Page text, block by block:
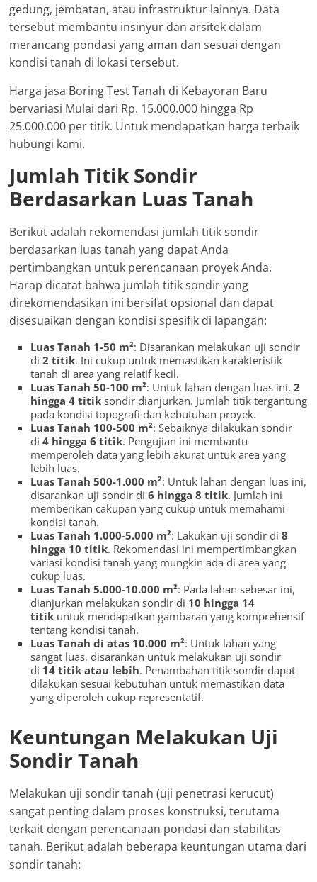
gedung, jembatan, atau infrastruktur lainnya. Data
tersebut membantu insinyur dan arsitek dalam
merancang pondasi yang aman dan sesuai dengan
kondisi tanah di lokasi tersebut.
Harga jasa Boring Test Tanah di Kebayoran Baru
bervariasi Mulai dari Rp. 15.000.000 hingga Rp
25.000.000 per titik. Untuk mendapatkan harga terbaik
hubungi kami.
Jumlah Titik Sondir
Berdasarkan Luas Tanah
Berikut adalah rekomendasi jumlah titik sondir
berdasarkan luas tanah yang dapat Anda
pertimbangkan untuk perencanaan proyek Anda.
Harap dicatat bahwa jumlah titik sondir yang
direkomendasikan ini bersifat opsional dan dapat
disesuaikan dengan kondisi spesifik di lapangan:
Luas Tanah 1-50 m²: Disarankan melakukan uji sondir
di2 titik. Ini cukup untuk memastikan karakteristik
tanah di area yang relatif kecil.
Luas Tanah 50-100 m²: Untuk lahan dengan luas ini,2
hingga 4 titik sondir dianjurkan. Jumlah titik tergantung
pada kondisi topografi dan kebutuhan proyek.
Luas Tanah 100-500 m²: Sebaiknya dilakukan sondir
di4 hingga 6 titik. Pengujian ini membantu
memperoleh data yang lebih akurat untuk area yang
lebih luas.
Luas Tanah 500-1.000 m²: Untuk lahan dengan luas ini,
disarankan uji sondir di6 hingga 8 titik. Jumlah ini
memberikan cakupan yang cukup untuk memahami
kondisi tanah.
Luas Tanah 1.000-5.000 m²: Lakukan uji sondir di8
hingga 10 titik. Rekomendasi ini mempertimbangkan
variasi kondisi tanah yang mungkin ada di area yang
cukup luas.
Luas Tanah 5.000-10.000 m²: Pada lahan sebesar ini,
dianjurkan melakukan sondir di 10 hingga 14
titik untuk mendapatkan gambaran yang komprehensif
tentang kondisi tanah.
Luas Tanah di atas 10.000 m²: Untuk lahan yang
sangat luas, disarankan untuk melakukan uji sondir
di 14 titik atau lebih. Penambahan titik sondir dapat
dilakukan sesuai kebutuhan untuk memastikan data
yang diperoleh cukup representatif.
Keuntungan Melakukan Uji
Sondir Tanah
Melakukan uji sondir tanah (uji penetrasi kerucut)
sangat penting dalam proses konstruksi, terutama
terkait dengan perencanaan pondasi dan stabilitas
tanah. Berikut adalah beberapa keuntungan utama dari
sondir tanah: